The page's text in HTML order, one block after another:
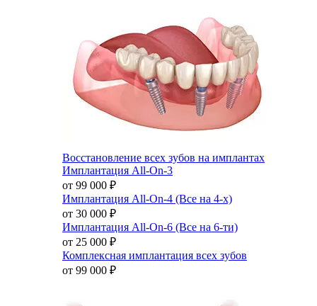
Восстановление всех зубов на имплантах
Имплантация All-On-3
от 99 000 ₽
Имплантация All-On-4 (Все на 4-х)
от 30 000 ₽
Имплантация All-On-6 (Все на 6-ти)
от 25 000 ₽
Комплексная имплантация всех зубов
от 99 000 ₽